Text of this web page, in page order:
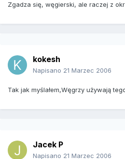
Zgadza się, węgierski, ale raczej z
kokesh
Napisano 21 Marzec 2006
Tak jak myślałem,Węgrzy używają
Jacek P
Napisano 21 Marzec 2006